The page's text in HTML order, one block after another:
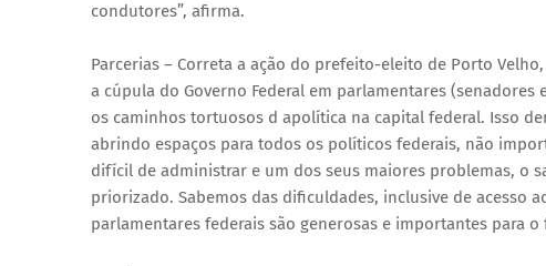
condutores”, afirma.
Parcerias – Correta a ação do prefeito-eleito de Porto
a cúpula do Governo Federal em parlamentares
os caminhos tortuosos d apolítica na capital federal. Isso
abrindo espaços para todos os políticos federais, não
difícil de administrar e um dos seus maiores problemas, o
priorizado. Sabemos das dificuldades, inclusive de acesso
parlamentares federais são generosas e importantes para